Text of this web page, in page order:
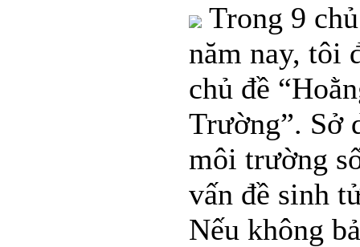
Trong 9
năm nay, tôi
chủ đề
Trường”. Sở
môi trường
vấn đề sinh
Nếu không